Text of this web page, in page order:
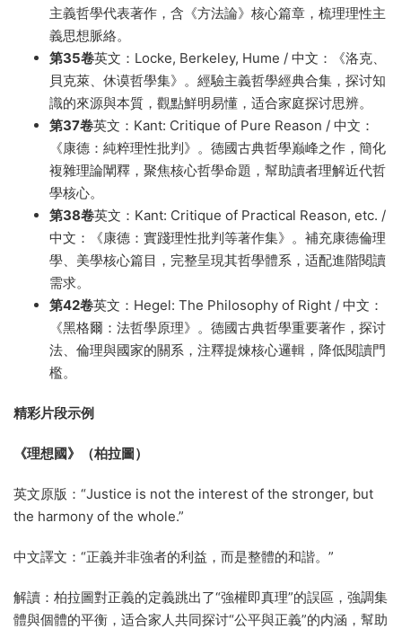
主義哲學代表著作，含《方法論》核心篇章，梳理理性主
義思想脈絡。
第35卷英文：Locke, Berkeley, Hume / 中文：《洛克、
貝克萊、休谟哲學集》。經驗主義哲學經典合集，探讨知
識的來源與本質，觀點鮮明易懂，适合家庭探讨思辨。
第37卷英文：Kant: Critique of Pure Reason / 中文：
《康德：純粹理性批判》。德國古典哲學巅峰之作，簡化
複雜理論闡釋，聚焦核心哲學命題，幫助讀者理解近代哲
學核心。
第38卷英文：Kant: Critique of Practical Reason, etc. /
中文：《康德：實踐理性批判等著作集》。補充康德倫理
學、美學核心篇目，完整呈現其哲學體系，适配進階閱讀
需求。
第42卷英文：Hegel: The Philosophy of Right / 中文：
《黑格爾：法哲學原理》。德國古典哲學重要著作，探讨
法、倫理與國家的關系，注釋提煉核心邏輯，降低閱讀門
檻。
精彩片段示例
《理想國》（柏拉圖）
英文原版：“Justice is not the interest of the stronger, but
the harmony of the whole.”
中文譯文：“正義并非強者的利益，而是整體的和諧。”
解讀：柏拉圖對正義的定義跳出了“強權即真理”的誤區，強調集
體與個體的平衡，适合家人共同探讨“公平與正義”的内涵，幫助